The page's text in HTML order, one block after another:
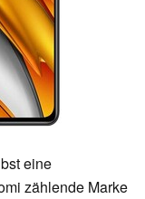
eine
zählende Marke